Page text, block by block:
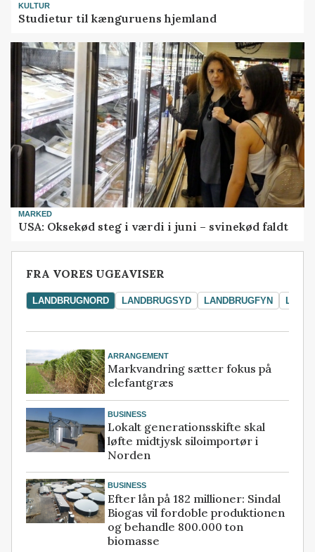
KULTUR
Studietur til kænguruens hjemland
MARKED
USA: Oksekød steg i værdi i juni – svinekød faldt
FRA VORES UGEAVISER
LANDBRUGNORD LANDBRUGSYD LANDBRUGFYN
ARRANGEMENT
Markvandring sætter fokus på
elefantgræs
BUSINESS
Lokalt generationsskifte skal
løfte midtjysk siloimportør i
Norden
BUSINESS
Efter lån på 182 millioner: Sindal
Biogas vil fordoble produktionen
og behandle 800.000 ton
biomasse